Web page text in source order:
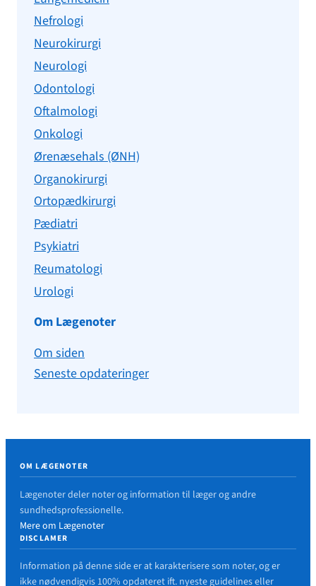
Nefrologi
Neurokirurgi
Neurologi
Odontologi
Oftalmologi
Onkologi
Ørenæsehals (ØNH)
Organokirurgi
Ortopædkirurgi
Pædiatri
Psykiatri
Reumatologi
Urologi
Om Lægenoter
Om siden
Seneste opdateringer
OM LÆGENOTER
Lægenoter deler noter og information til læger og andre
sundhedsprofessionelle.
Mere om Lægenoter
DISCLAMER
Information på denne side er at karakterisere som noter, og er
ikke nødvendigvis 100% opdateret ift. nyeste guidelines eller